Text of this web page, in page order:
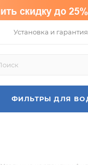
Установка и гарантия
ФИЛЬТРЫ ДЛЯ